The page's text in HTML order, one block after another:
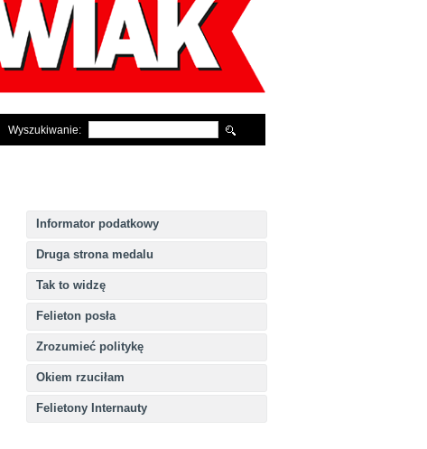
Wyszukiwanie:
Informator podatkowy
Druga strona medalu
Tak to widzę
Felieton posła
Zrozumieć politykę
Okiem rzuciłam
Felietony Internauty